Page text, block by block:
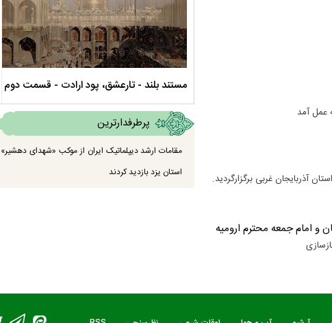
آذربایجان غربی برگزارگردید.
و امام جمعه محترم ارومیه
نماهنگ صحن حضرت زهرا سلام الله علیها
پرطرفدارترین
مقامات ارشد دیپلماتیک ایران از موکب «شهدای دهشیر»
استان یزد بازدید کردند